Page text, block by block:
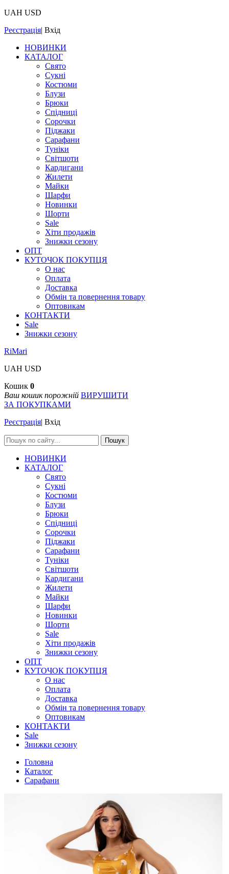
UAH USD
Реєстрація| Вхід
НОВИНКИ
КАТАЛОГ
Свято
Сукні
Костюми
Блузи
Брюки
Спідниці
Сорочки
Піджаки
Сарафани
Туніки
Світшоти
Кардигани
Жилети
Майки
Шарфи
Новинки
Шорти
Sale
Хіти продажів
Знижки сезону
ОПТ
КУТОЧОК ПОКУПЦЯ
О нас
Оплата
Доставка
Обмін та повернення товару
Оптовикам
КОНТАКТИ
Sale
Знижки сезону
RiMari
UAH USD
Кошик 0
Ваш кошик порожній ВИРУШИТИ
ЗА ПОКУПКАМИ
Реєстрація| Вхід
Пошук
НОВИНКИ
КАТАЛОГ
Свято
Сукні
Костюми
Блузи
Брюки
Спідниці
Сорочки
Піджаки
Сарафани
Туніки
Світшоти
Кардигани
Жилети
Майки
Шарфи
Новинки
Шорти
Sale
Хіти продажів
Знижки сезону
ОПТ
КУТОЧОК ПОКУПЦЯ
О нас
Оплата
Доставка
Обмін та повернення товару
Оптовикам
КОНТАКТИ
Sale
Знижки сезону
Головна
Каталог
Сарафани